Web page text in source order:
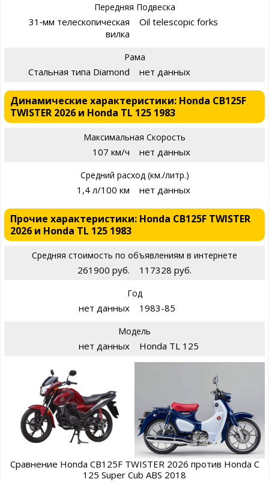
Передняя Подвеска
31‑мм телескопическая
вилка
Oil telescopic forks
Рама
Стальная типа Diamond нет данных
Динамические характеристики: Honda CB125F
TWISTER 2026 и Honda TL 125 1983
Максимальная Скорость
107 км/ч нет данных
Средний расход (км./литр.)
1,4 л/100 км нет данных
Прочие характеристики: Honda CB125F TWISTER
2026 и Honda TL 125 1983
Средняя стоимость по объявлениям в интернете
261900 руб. 117328 руб.
Год
нет данных 1983-85
Модель
нет данных Honda TL 125
Сравнение Honda CB125F TWISTER 2026 против Honda C
125 Super Cub ABS 2018